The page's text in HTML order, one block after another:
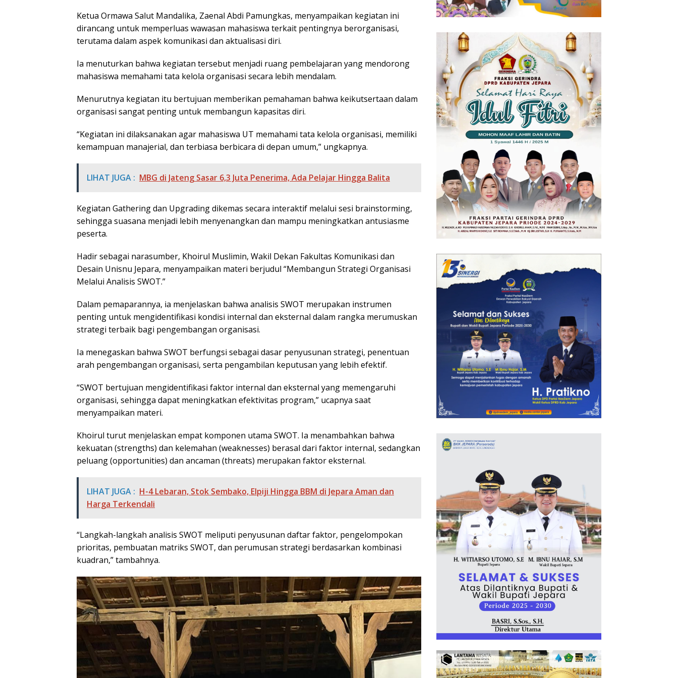
Ketua Ormawa Salut Mandalika, Zaenal Abdi Pamungkas, menyampaikan kegiatan ini
dirancang untuk memperluas wawasan mahasiswa terkait pentingnya berorganisasi,
terutama dalam aspek komunikasi dan aktualisasi diri.
Ia menuturkan bahwa kegiatan tersebut menjadi ruang pembelajaran yang mendorong
mahasiswa memahami tata kelola organisasi secara lebih mendalam.
Menurutnya kegiatan itu bertujuan memberikan pemahaman bahwa keikutsertaan dalam
organisasi sangat penting untuk membangun kapasitas diri.
“Kegiatan ini dilaksanakan agar mahasiswa UT memahami tata kelola organisasi, memiliki
kemampuan manajerial, dan terbiasa berbicara di depan umum,” ungkapnya.
LIHAT JUGA : MBG di Jateng Sasar 6,3 Juta Penerima, Ada Pelajar Hingga Balita
Kegiatan Gathering dan Upgrading dikemas secara interaktif melalui sesi brainstorming,
sehingga suasana menjadi lebih menyenangkan dan mampu meningkatkan antusiasme
peserta.
Hadir sebagai narasumber, Khoirul Muslimin, Wakil Dekan Fakultas Komunikasi dan
Desain Unisnu Jepara, menyampaikan materi berjudul “Membangun Strategi Organisasi
Melalui Analisis SWOT.”
Dalam pemaparannya, ia menjelaskan bahwa analisis SWOT merupakan instrumen
penting untuk mengidentifikasi kondisi internal dan eksternal dalam rangka merumuskan
strategi terbaik bagi pengembangan organisasi.
Ia menegaskan bahwa SWOT berfungsi sebagai dasar penyusunan strategi, penentuan
arah pengembangan organisasi, serta pengambilan keputusan yang lebih efektif.
“SWOT bertujuan mengidentifikasi faktor internal dan eksternal yang memengaruhi
organisasi, sehingga dapat meningkatkan efektivitas program,” ucapnya saat
menyampaikan materi.
Khoirul turut menjelaskan empat komponen utama SWOT. Ia menambahkan bahwa
kekuatan (strengths) dan kelemahan (weaknesses) berasal dari faktor internal, sedangkan
peluang (opportunities) dan ancaman (threats) merupakan faktor eksternal.
LIHAT JUGA : H-4 Lebaran, Stok Sembako, Elpiji Hingga BBM di Jepara Aman dan
Harga Terkendali
“Langkah-langkah analisis SWOT meliputi penyusunan daftar faktor, pengelompokan
prioritas, pembuatan matriks SWOT, dan perumusan strategi berdasarkan kombinasi
kuadran,” tambahnya.